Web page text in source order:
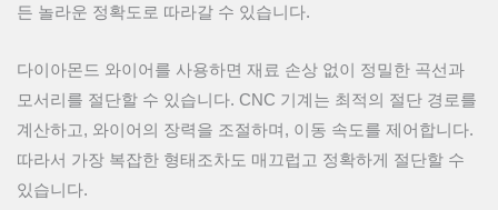
든 놀라운 정확도로 따라갈 수 있습니다.
다이아몬드 와이어를 사용하면 재료 손상 없이 정밀한 곡선과
모서리를 절단할 수 있습니다. CNC 기계는 최적의 절단 경로를
계산하고, 와이어의 장력을 조절하며, 이동 속도를 제어합니다.
따라서 가장 복잡한 형태조차도 매끄럽고 정확하게 절단할 수
있습니다.